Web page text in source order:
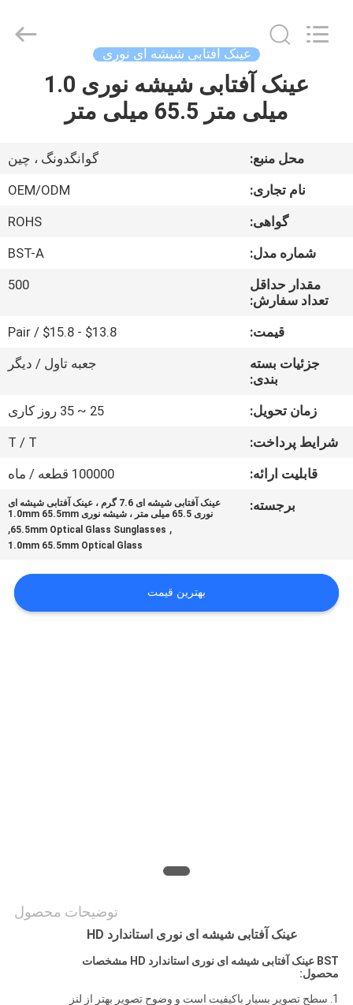
صفحه
محصولات
کنترل
درخواست
نقل
Technology
عینک آفتابی شیشه ای نوری
عینک آفتابی شیشه نوری 1.0
میلی متر 65.5 میلی متر
محل منبع:
گوانگدونگ ، چین
نام تجاری:
OEM/ODM
گواهی:
ROHS
شماره مدل:
BST-A
مقدار حداقل
تعداد سفارش:
500
قیمت:
$13.8 - $15.8 / Pair
جزئیات بسته
بندی:
جعبه تاول / دیگر
زمان تحویل:
25 ~ 35 روز کاری
شرایط پرداخت:
T / T
قابلیت ارائه:
100000 قطعه / ماه
برجسته:
عینک آفتابی شیشه ای 7.6 گرم ، عینک آفتابی شیشه ای
نوری 65.5 میلی متر ، شیشه نوری 1.0mm 65.5mm
,
65.5mm Optical Glass Sunglasses
,
1.0mm 65.5mm Optical Glass
بهترین قیمت
توضیحات محصول
عینک آفتابی شیشه ای نوری استاندارد HD
BST عینک آفتابی شیشه ای نوری استاندارد HD
مشخصات
محصول:
1. سطح تصویر بسیار باکیفیت است و وضوح تصویر بهتر از لنز